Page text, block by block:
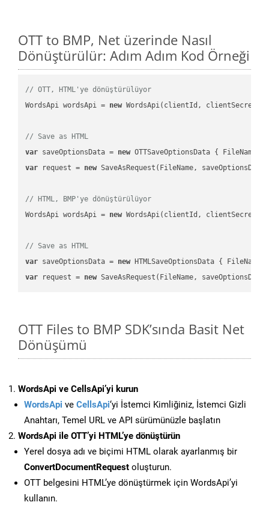
OTT to BMP, Net üzerinde Nasıl
Dönüştürülür: Adım Adım Kod Örneği
// OTT, HTML'ye dönüştürülüyor
WordsApi wordsApi = new WordsApi(clientId, clientSecret);
// Save as HTML
var saveOptionsData = new OTTSaveOptionsData { FileName =
var request = new SaveAsRequest(FileName,
// HTML, BMP'ye dönüştürülüyor
WordsApi wordsApi = new WordsApi(clientId, clientSecret);
// Save as HTML
var saveOptionsData = new HTMLSaveOptionsData { FileName
var request = new
OTT Files to BMP SDK’sında Basit Net
Dönüşümü
WordsApi ve CellsApi’yi kurun
WordsApi ve CellsApi‘yi İstemci Kimliğiniz, İstemci Gizli
Anahtarı, Temel URL ve API sürümünüzle başlatın
WordsApi ile OTT’yi HTML’ye dönüştürün
Yerel dosya adı ve biçimi HTML olarak ayarlanmış bir
ConvertDocumentRequest oluşturun.
OTT belgesini HTML’ye dönüştürmek için WordsApi’yi
kullanın.